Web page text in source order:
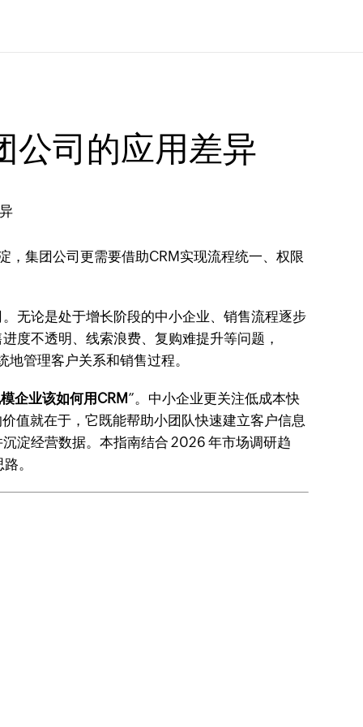
公司的应用差异
，集团公司更需要借助CRM实现流程统一、权限
无论是处于增长阶段的中小企业、销售流程逐步
度不透明、线索浪费、复购难提升等问题，
管理客户关系和销售过程。
企业该如何用CRM ”。中小企业更关注低成本快
值就在于，它既能帮助小团队快速建立客户信息
淀经营数据。本指南结合 2026 年市场调研趋
。